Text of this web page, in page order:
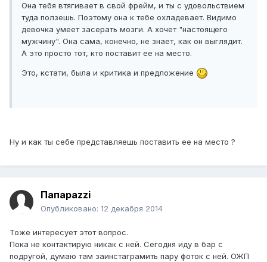
Она тебя втягивает в свой фрейм, и ты с удовольствием
туда ползешь. Поэтому она к тебе охладевает. Видимо
девочка умеет засерать мозги. А хочет "настоящего
мужчину". Она сама, конечно, не знает, как он выглядит.
А это просто тот, кто поставит ее на место.
Это, кстати, была и критика и предложение
Ну и как ты себе представляешь поставить ее на место ?
Папараzzi
Опубликовано: 12 декабря 2014
Тоже интересует этот вопрос.
Пока не контактирую никак с ней. Сегодня иду в бар с
подругой, думаю там заинстаграмить пару фоток с ней. ОЖП